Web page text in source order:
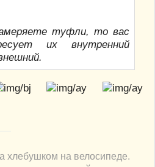
туфли, то вас
их внутренний
хлебушком на велосипеде.